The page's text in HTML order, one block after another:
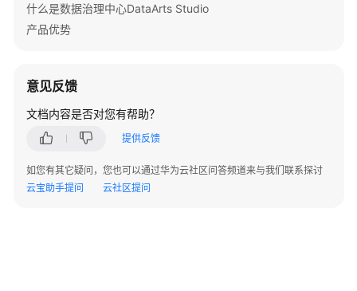
户
使
Studio
管
理
心
什么是数据治理中心DataArts Studio
产品优势
意见反馈
文档内容是否对您有帮助？
提供反馈
如您有其它疑问，您也可以通过华为云社区问答频道来与我们联系探讨
云宝助手提问
云社区提问